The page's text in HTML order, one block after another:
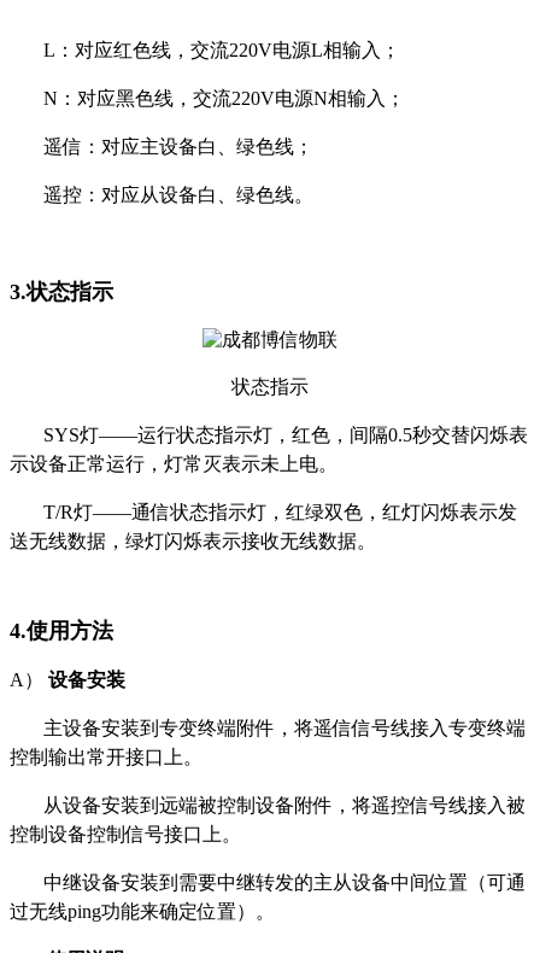
L：对应红色线，交流220V电源L相输入；
N：对应黑色线，交流220V电源N相输入；
遥信：对应主设备白、绿色线；
遥控：对应从设备白、绿色线。
3.状态指示
状态指示
SYS灯——运行状态指示灯，红色，间隔0.5秒交替闪烁表
示设备正常运行，灯常灭表示未上电。
T/R灯——通信状态指示灯，红绿双色，红灯闪烁表示发
送无线数据，绿灯闪烁表示接收无线数据。
4.使用方法
A） 设备安装
主设备安装到专变终端附件，将遥信信号线接入专变终端
控制输出常开接口上。
从设备安装到远端被控制设备附件，将遥控信号线接入被
控制设备控制信号接口上。
中继设备安装到需要中继转发的主从设备中间位置（可通
过无线ping功能来确定位置）。